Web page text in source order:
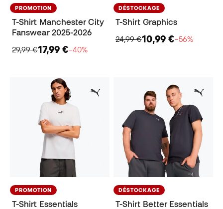
PROMOTION
T-Shirt Manchester City
Fanswear 2025-2026
29,99 €17,99 €−40%
DÉSTOCKAGE
T-Shirt Graphics
24,99 €10,99 €−56%
PROMOTION
T-Shirt Essentials
DÉSTOCKAGE
T-Shirt Better Essentials